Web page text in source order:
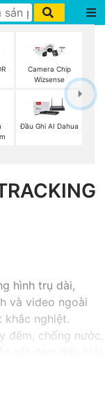
Camera Chip
Wizsense
Đầu Ghi AI Dahua
hình trụ dài,
và video ngoài
nghiệt.
đêm, chống nước,
đình và doanh